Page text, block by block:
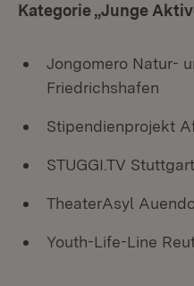
Kategorie „Junge
Jongomero Natur-
Friedrichshafen
Stipendienprojekt
STUGGI.TV Stuttgart
TheaterAsyl
Youth-Life-Line